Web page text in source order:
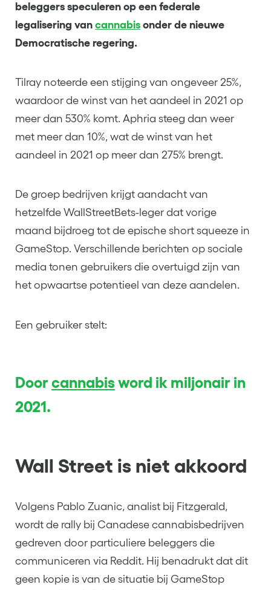
beleggers speculeren op een federale
legalisering van cannabis onder de nieuwe
Democratische regering.
Tilray noteerde een stijging van ongeveer 25%,
waardoor de winst van het aandeel in 2021 op
meer dan 530% komt. Aphria steeg dan weer
met meer dan 10%, wat de winst van het
aandeel in 2021 op meer dan 275% brengt.
De groep bedrijven krijgt aandacht van
hetzelfde WallStreetBets-leger dat vorige
maand bijdroeg tot de epische short squeeze in
GameStop. Verschillende berichten op sociale
media tonen gebruikers die overtuigd zijn van
het opwaartse potentieel van deze aandelen.
Een gebruiker stelt:
Doorcannabis word ik miljonair in
2021.
Wall Street is niet akkoord
Volgens Pablo Zuanic, analist bij Fitzgerald,
wordt de rally bij Canadese cannabisbedrijven
gedreven door particuliere beleggers die
communiceren via Reddit. Hij benadrukt dat dit
geen kopie is van de situatie bij GameStop